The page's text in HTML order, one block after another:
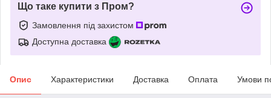
Що таке купити з Пром?
Замовлення під захистом
Доступна доставка
Опис Характеристики Доставка Оплата Умови